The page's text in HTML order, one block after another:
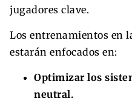
jugadores clave.
Los entrenamientos en
estarán enfocados en:
Optimizar los
neutral.